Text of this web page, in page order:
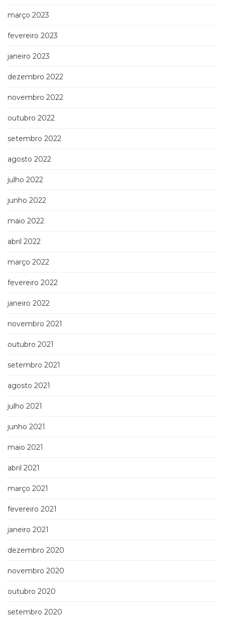
março 2023
fevereiro 2023
janeiro 2023
dezembro 2022
novembro 2022
outubro 2022
setembro 2022
agosto 2022
julho 2022
junho 2022
maio 2022
abril 2022
março 2022
fevereiro 2022
janeiro 2022
novembro 2021
outubro 2021
setembro 2021
agosto 2021
julho 2021
junho 2021
maio 2021
abril 2021
março 2021
fevereiro 2021
janeiro 2021
dezembro 2020
novembro 2020
outubro 2020
setembro 2020